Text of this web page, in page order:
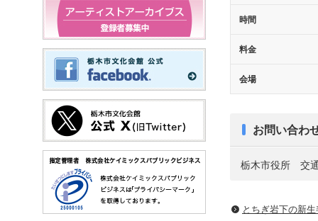
時間
料金
会場
お問い合わ
栃木市役所 交
とちぎ岩下の新